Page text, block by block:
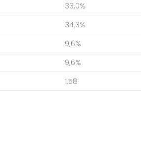
33,0%
34,3%
9,6%
9,6%
1.58